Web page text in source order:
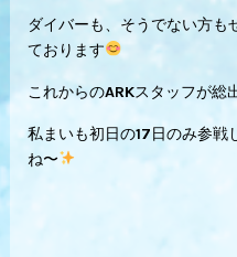
ダイバーも、そうでない方も
ております
これからのARKスタッフが総
私まいも初日の17日のみ参戦
ね〜